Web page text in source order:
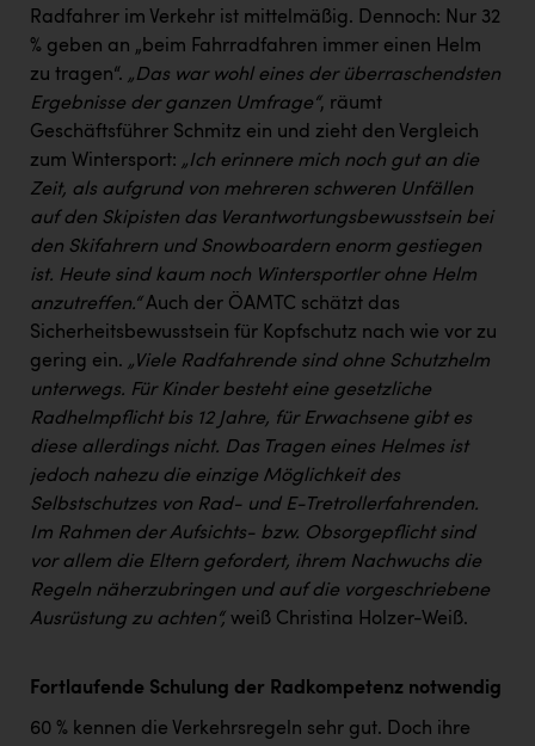
Radfahrer im Verkehr ist mittelmäßig. Dennoch: Nur 32
% geben an „beim Fahrradfahren immer einen Helm
zu tragen“. „Das war wohl eines der überraschendsten
Ergebnisse der ganzen Umfrage“, räumt
Geschäftsführer Schmitz ein und zieht den Vergleich
zum Wintersport: „Ich erinnere mich noch gut an die
Zeit, als aufgrund von mehreren schweren Unfällen
auf den Skipisten das Verantwortungsbewusstsein bei
den Skifahrern und Snowboardern enorm gestiegen
ist. Heute sind kaum noch Wintersportler ohne Helm
anzutreffen.“Auch der ÖAMTC schätzt das
Sicherheitsbewusstsein für Kopfschutz nach wie vor zu
gering ein. „Viele Radfahrende sind ohne Schutzhelm
unterwegs. Für Kinder besteht eine gesetzliche
Radhelmpflicht bis 12 Jahre, für Erwachsene gibt es
diese allerdings nicht. Das Tragen eines Helmes ist
jedoch nahezu die einzige Möglichkeit des
Selbstschutzes von Rad- und E-Tretrollerfahrenden.
Im Rahmen der Aufsichts- bzw. Obsorgepflicht sind
vor allem die Eltern gefordert, ihrem Nachwuchs die
Regeln näherzubringen und auf die vorgeschriebene
Ausrüstung zu achten“, weiß Christina Holzer-Weiß.
Fortlaufende Schulung der Radkompetenz notwendig
60 % kennen die Verkehrsregeln sehr gut. Doch ihre